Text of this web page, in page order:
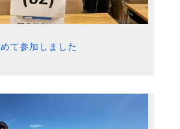
て参加しました